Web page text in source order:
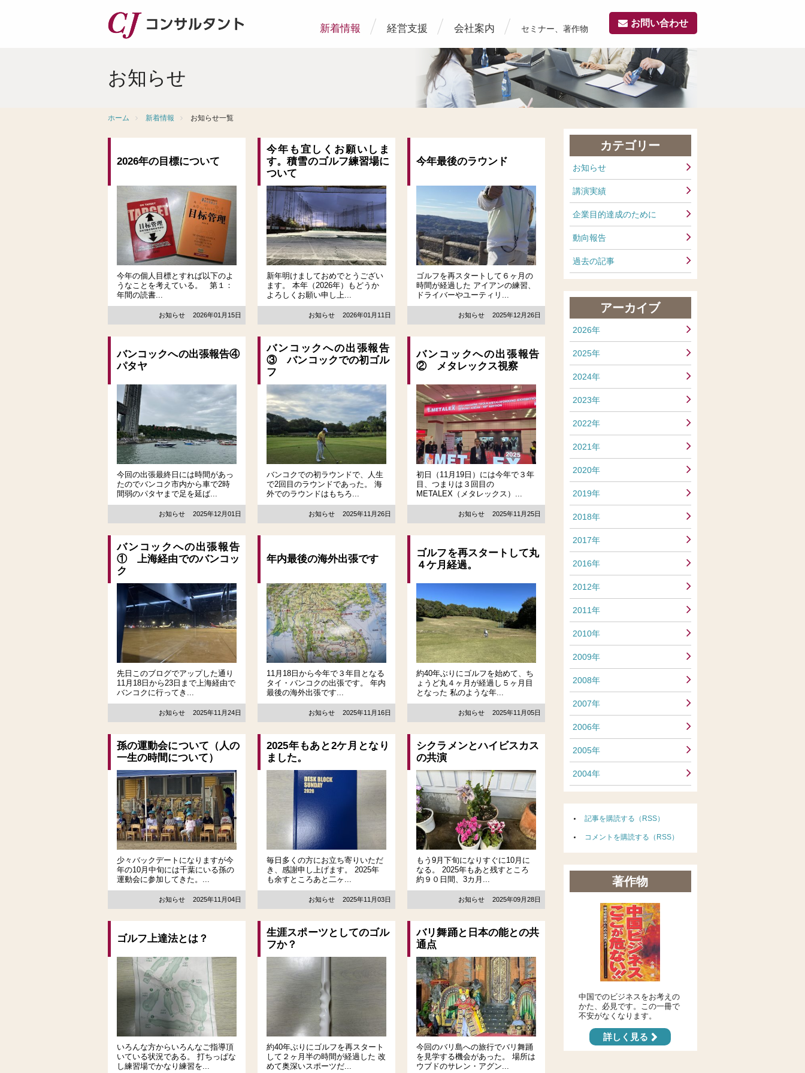
新着情報 経営支援 会社案内 セミナー、著作物
お問い合わせ
お知らせ
ホーム 新着情報 お知らせ一覧
2026年の目標について
今年の個人目標とすれば以下のよ
うなことを考えている。 第１：
年間の読書...
お知らせ 2026年01月15日
今年も宜しくお願いしま
す。積雪のゴルフ練習場に
ついて
新年明けましておめでとうござい
ます。 本年（2026年）もどうか
よろしくお願い申し上...
お知らせ 2026年01月11日
今年最後のラウンド
ゴルフを再スタートして６ヶ月の
時間が経過した アイアンの練習、
ドライバーやユーティリ...
お知らせ 2025年12月26日
バンコックへの出張報告④
パタヤ
今回の出張最終日には時間があっ
たのでバンコク市内から車で2時
間弱のパタヤまで足を延ば...
お知らせ 2025年12月01日
バンコックへの出張報告
③ バンコックでの初ゴル
フ
バンコクでの初ラウンドで、人生
で2回目のラウンドであった。 海
外でのラウンドはもちろ...
お知らせ 2025年11月26日
バンコックへの出張報告
② メタレックス視察
初日（11月19日）には今年で３年
目、つまりは３回目の
METALEX（メタレックス）...
お知らせ 2025年11月25日
バンコックへの出張報告
① 上海経由でのバンコッ
ク
先日このブログでアップした通り
11月18日から23日まで上海経由で
バンコクに行ってき...
お知らせ 2025年11月24日
年内最後の海外出張です
11月18日から今年で３年目となる
タイ・バンコクの出張です。 年内
最後の海外出張です...
お知らせ 2025年11月16日
ゴルフを再スタートして丸
４ケ月経過。
約40年ぶりにゴルフを始めて、ち
ょうど丸４ヶ月が経過し５ヶ月目
となった 私のような年...
お知らせ 2025年11月05日
孫の運動会について（人の
一生の時間について）
少々バックデートになりますが今
年の10月中旬には千葉にいる孫の
運動会に参加してきた。...
お知らせ 2025年11月04日
2025年もあと2ケ月となり
ました。
毎日多くの方にお立ち寄りいただ
き、感謝申し上げます。 2025年
も余すところあと二ヶ...
お知らせ 2025年11月03日
シクラメンとハイビスカス
の共演
もう9月下旬になりすぐに10月に
なる。 2025年もあと残すところ
約９０日間、3カ月...
お知らせ 2025年09月28日
ゴルフ上達法とは？
いろんな方からいろんなご指導頂
いている状況である。 打ちっぱな
し練習場でかなり練習を...
生涯スポーツとしてのゴル
フか？
約40年ぶりにゴルフを再スタート
して２ヶ月半の時間が経過した 改
めて奥深いスポーツだ...
バリ舞踊と日本の能との共
通点
今回のバリ島への旅行でバリ舞踊
を見学する機会があった。 場所は
ウブドのサレン・アグン...
カテゴリー
お知らせ
講演実績
企業目的達成のために
動向報告
過去の記事
アーカイブ
2026年
2025年
2024年
2023年
2022年
2021年
2020年
2019年
2018年
2017年
2016年
2012年
2011年
2010年
2009年
2008年
2007年
2006年
2005年
2004年
記事を購読する（RSS）
コメントを購読する（RSS）
著作物
中国でのビジネスをお考えの
かた、必見です。この一冊で
不安がなくなります。
詳しく見る